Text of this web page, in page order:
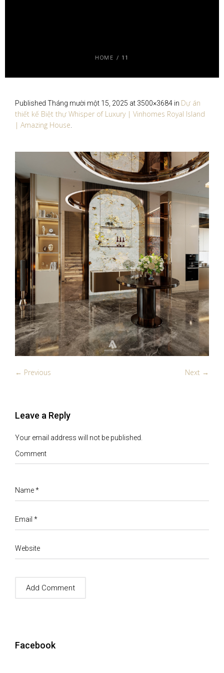
HOME / 11
Published Tháng mười một 15, 2025 at 3500×3684 in Dự án
thiết kế Biệt thự Whisper of Luxury | Vinhomes Royal Island
| Amazing House.
← Previous Next →
Leave a Reply
Your email address will not be published.
Comment
Name*
Email *
Website
Facebook